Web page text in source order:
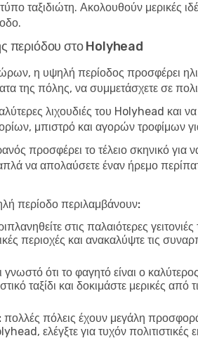
ταξιδιώτη. Ακολουθούν μερικές
περιόδου στο Holyhead
η υψηλή περίοδος προσφέρει
της πόλης, να συμμετάσχετε σε
λιχουδιές του Holyhead και
μπιστρό και αγορών τροφίμων
προσφέρει το τέλειο σκηνικό
να απολαύσετε έναν ήρεμο
περίοδο περιλαμβάνουν:
στις παλαιότερες
περιοχές και ανακαλύψτε τις
γνωστό ότι το φαγητό είναι ο
ταξίδι και δοκιμάστε μερικές από
πολλές πόλεις έχουν μεγάλη
ελέγξτε για τυχόν